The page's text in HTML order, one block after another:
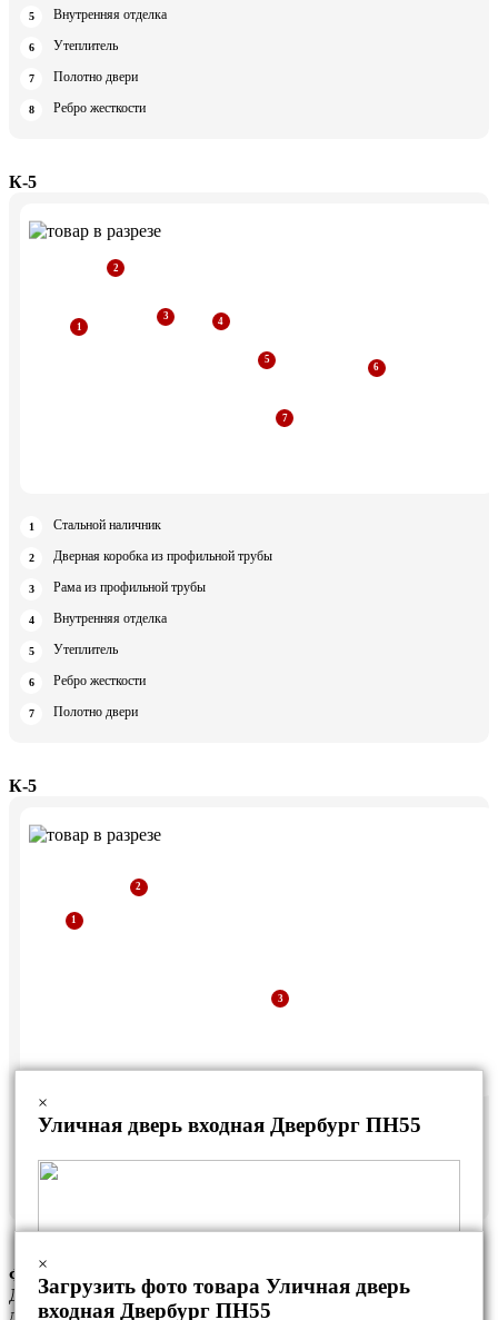
Внутренняя отделка
Утеплитель
Полотно двери
Ребро жесткости
К-5
Стальной наличник
Дверная коробка из профильной трубы
Рама из профильной трубы
Внутренняя отделка
Утеплитель
Ребро жесткости
Полотно двери
К-5
Дверная коробка из уголка
Рама из профильной трубы
Фурнитура данной модели
Данный комплект фурнитуры является базовым. За
дополнительную плату Вы можете установить любые другие
×
Уличная дверь входная Двербург ПН55
×
Загрузить фото товара Уличная дверь
входная Двербург ПН55